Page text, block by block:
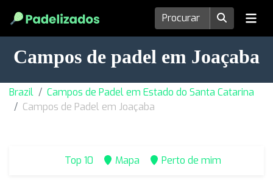
Campos de padel em Joaçaba
Brazil
Campos de Padel em Estado do Santa Catarina
Campos de Padel em Joaçaba
Top 10 Mapa Perto de mim